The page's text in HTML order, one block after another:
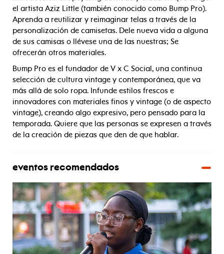
el artista Aziz Little (también conocido como Bump Pro).
Aprenda a reutilizar y reimaginar telas a través de la
personalización de camisetas. Dele nueva vida a alguna
de sus camisas o llévese una de las nuestras; Se
ofrecerán otros materiales.
Bump Pro es el fundador de V x C Social, una continua
selección de cultura vintage y contemporánea, que va
más allá de solo ropa. Infunde estilos frescos e
innovadores con materiales finos y vintage (o de aspecto
vintage), creando algo expresivo, pero pensado para la
temporada. Quiere que las personas se expresen a través
de la creación de piezas que den de que hablar.
eventos recomendados